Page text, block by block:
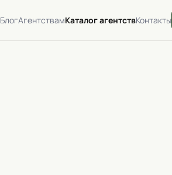
БлогАгентствамКаталог агентствКонтакты